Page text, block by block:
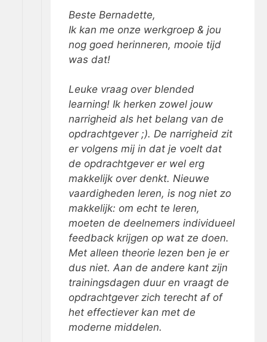
Beste Bernadette,
Ik kan me onze werkgroep & jou
nog goed herinneren, mooie tijd
was dat!
Leuke vraag over blended
learning! Ik herken zowel jouw
narrigheid als het belang van de
opdrachtgever ;). De narrigheid zit
er volgens mij in dat je voelt dat
de opdrachtgever er wel erg
makkelijk over denkt. Nieuwe
vaardigheden leren, is nog niet zo
makkelijk: om echt te leren,
moeten de deelnemers individueel
feedback krijgen op wat ze doen.
Met alleen theorie lezen ben je er
dus niet. Aan de andere kant zijn
trainingsdagen duur en vraagt de
opdrachtgever zich terecht af of
het effectiever kan met de
moderne middelen.